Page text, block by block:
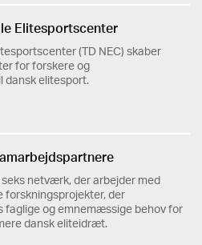
Elitesportscenter
(TD NEC) skaber
for forskere og
dansk elitesport.
netværk, der arbejder med
forskningsprojekter, der
faglige og emnemæssige behov for
dansk eliteidræt.